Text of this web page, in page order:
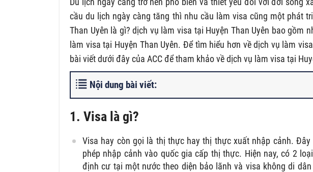
cầu du lịch ngày càng tăng thì nhu cầu làm visa cũng một phát
Than Uyên là gì? dịch vụ làm visa tại Huyện Than Uyên bao gồm
làm visa tại Huyện Than Uyên. Để tìm hiểu hơn về dịch vụ làm
bài viết dưới đây của ACC để tham khảo về dịch vụ làm visa tại
Nội dung bài viết:
1. Visa là gì?
Visa hay còn gọi là thị thực hay thị thực xuất nhập cảnh.
phép nhập cảnh vào quốc gia cấp thị thực. Hiện nay, có 2
định cư tại một nước theo diện bảo lãnh và visa không di